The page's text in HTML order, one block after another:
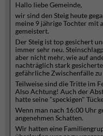
Hallo liebe Gemeinde,
wir sind den Steig heute
meine 9 jährige Tochter mit
gemeistert.
Der Steig ist top gesichert
immer sehr neu.
aber nicht mehr, wie auf
nachträglich stark
gefährliche Zwischenfälle
Teilweise sind die Tritte im
Also Achtung! Auch der
hatte seine "speckigen"
Wenn man nach 16:00 Uhr
angenehmen Schatten.
Wir hatten eine